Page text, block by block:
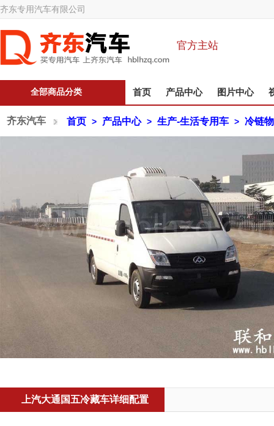
齐东专用汽车有限公司
官方主站
全部商品分类 首页 产品中心 图片中心
齐东汽车 首页 > 产品中心 > 生产-生活专用车 > 冷链
上汽大通国五冷藏车详细配置